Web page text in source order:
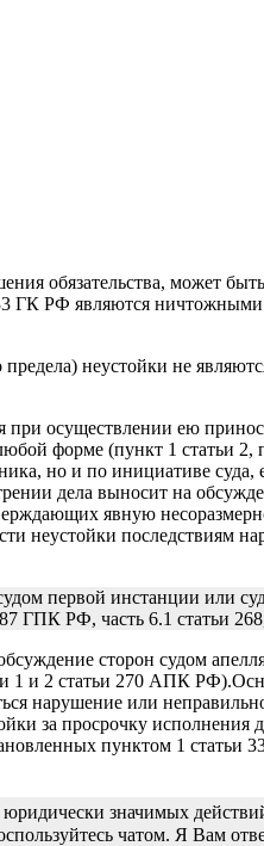
обязательства, может
ГК РФ являются
неустойки не
осуществлении ею
форме (пункт 1 статьи 2,
но и по инициативе суда,
дела выносит на
явную
неустойки последствиям
первой инстанции или
ГПК РФ, часть 6.1 статьи
сторон судом
1 и 2 статьи 270 АПК
нарушение или
за просрочку исполнения
пунктом 1 статьи
значимых
чатом. Я Вам